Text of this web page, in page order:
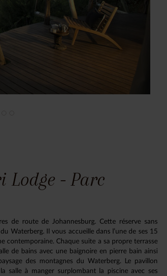
- Parc
de route de Johannesburg. Cette réserve sans
Waterberg. Il vous accueille dans l’une de ses 15
contemporaine. Chaque suite a sa propre terrasse
de bains avec une baignoire en pierre bain ainsi
des montagnes du Waterberg. Le pavillon
salle à manger surplombant la piscine avec ses